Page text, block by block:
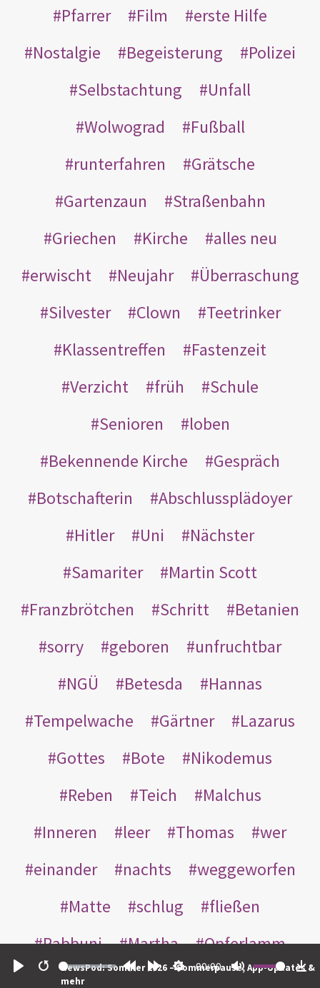
Restart
00:00
NewsPod: Sommer 2026 – Sommerpause, App-Updates &
mehr
Pfarrer
Film
erste Hilfe
Nostalgie
Begeisterung
Polizei
Selbstachtung
Unfall
Wolwograd
Fußball
runterfahren
Grätsche
Gartenzaun
Straßenbahn
Griechen
Kirche
alles neu
erwischt
Neujahr
Überraschung
Silvester
Clown
Teetrinker
Klassentreffen
Fastenzeit
Verzicht
früh
Schule
Senioren
loben
Bekennende Kirche
Gespräch
Botschafterin
Abschlussplädoyer
Hitler
Uni
Nächster
Samariter
Martin Scott
Franzbrötchen
Schritt
Betanien
sorry
geboren
unfruchtbar
NGÜ
Betesda
Hannas
Tempelwache
Gärtner
Lazarus
Gottes
Bote
Nikodemus
Reben
Teich
Malchus
Inneren
leer Thomas
wer
einander
nachts
weggeworfen
Matte
schlug
fließen
Rabbuni
Martha
Opferlamm
gewaschen
jüdischen